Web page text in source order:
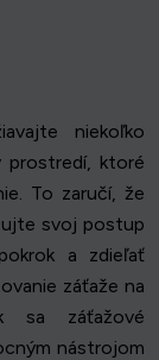
niekoľko
ktoré
To zaručí, že
svoj postup
a zdieľať
záťaže na
sa záťažové
nástrojom